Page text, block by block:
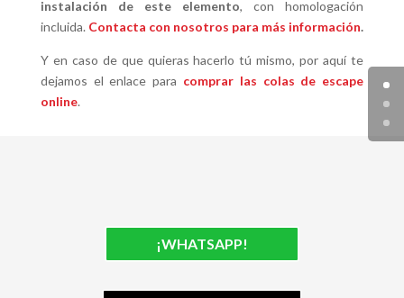
instalación de este elemento, con homologación
incluida. Contacta con nosotros para más información.
Y en caso de que quieras hacerlo tú mismo, por aquí te
dejamos el enlace para comprar las colas de escape
online.
¡WHATSAPP!